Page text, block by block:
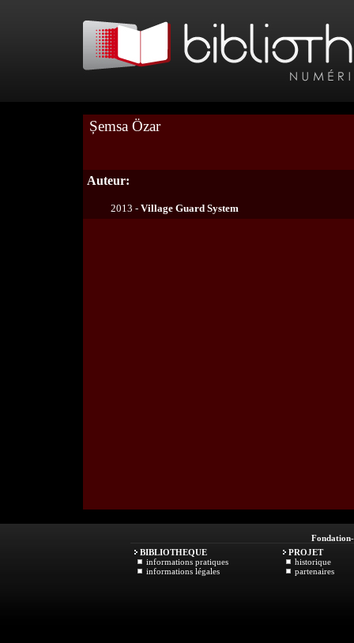
Șemsa Özar
Auteur:
2013 - Village Guard System
Fondation
BIBLIOTHEQUE
informations pratiques
informations légales
PROJET
historique
partenaires